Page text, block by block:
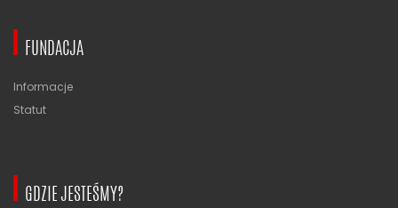
FUNDACJA
Informacje
Statut
GDZIE JESTEŚMY?